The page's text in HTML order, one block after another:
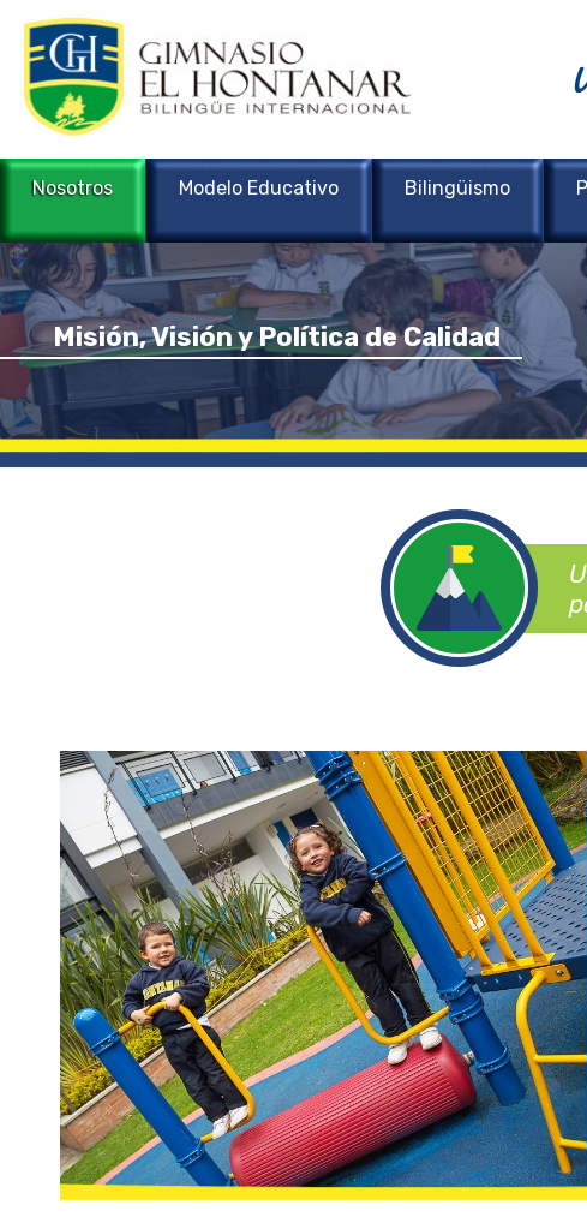
Nosotros Modelo Educativo Bilingüismo
Misión, Visión y Política de Calidad